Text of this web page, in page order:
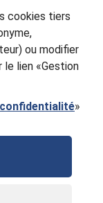
confidentialité
cookies tiers
ou modifier
lien «Gestion
»